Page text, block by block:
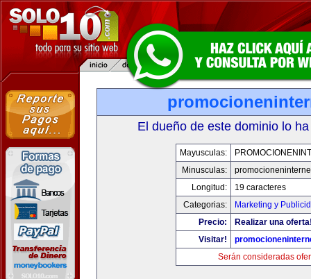
El dueño de este dominio lo
Mayusculas:
Minusculas:
Longitud:
19 caracteres
Categorias:
Marketing y
Precio:
Realizar una
Visitar!
Serán consideradas